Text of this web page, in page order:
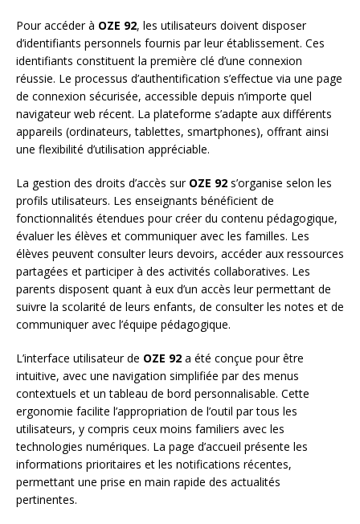
Pour accéder à OZE 92, les utilisateurs doivent disposer
d’identifiants personnels fournis par leur établissement. Ces
identifiants constituent la première clé d’une connexion
réussie. Le processus d’authentification s’effectue via une page
de connexion sécurisée, accessible depuis n’importe quel
navigateur web récent. La plateforme s’adapte aux différents
appareils (ordinateurs, tablettes, smartphones), offrant ainsi
une flexibilité d’utilisation appréciable.
La gestion des droits d’accès sur OZE 92 s’organise selon les
profils utilisateurs. Les enseignants bénéficient de
fonctionnalités étendues pour créer du contenu pédagogique,
évaluer les élèves et communiquer avec les familles. Les
élèves peuvent consulter leurs devoirs, accéder aux ressources
partagées et participer à des activités collaboratives. Les
parents disposent quant à eux d’un accès leur permettant de
suivre la scolarité de leurs enfants, de consulter les notes et de
communiquer avec l’équipe pédagogique.
L’interface utilisateur de OZE 92 a été conçue pour être
intuitive, avec une navigation simplifiée par des menus
contextuels et un tableau de bord personnalisable. Cette
ergonomie facilite l’appropriation de l’outil par tous les
utilisateurs, y compris ceux moins familiers avec les
technologies numériques. La page d’accueil présente les
informations prioritaires et les notifications récentes,
permettant une prise en main rapide des actualités
pertinentes.